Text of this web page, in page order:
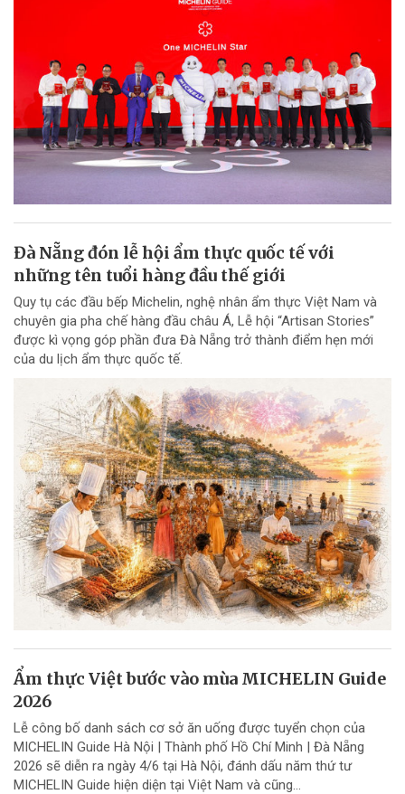
Đà Nẵng đón lễ hội ẩm thực quốc tế với
những tên tuổi hàng đầu thế giới
Quy tụ các đầu bếp Michelin, nghệ nhân ẩm thực Việt Nam và
chuyên gia pha chế hàng đầu châu Á, Lễ hội “Artisan Stories”
được kì vọng góp phần đưa Đà Nẵng trở thành điểm hẹn mới
của du lịch ẩm thực quốc tế.
Ẩm thực Việt bước vào mùa MICHELIN Guide
2026
Lễ công bố danh sách cơ sở ăn uống được tuyển chọn của
MICHELIN Guide Hà Nội | Thành phố Hồ Chí Minh | Đà Nẵng
2026 sẽ diễn ra ngày 4/6 tại Hà Nội, đánh dấu năm thứ tư
MICHELIN Guide hiện diện tại Việt Nam và cũng...